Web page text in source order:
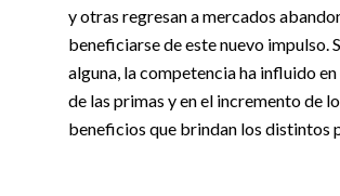
y otras regresan a mercados
beneficiarse de este nuevo impulso.
alguna, la competencia ha influido
de las primas y en el incremento de
beneficios que brindan los distintos